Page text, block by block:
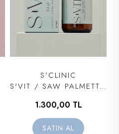
S’CLINIC
S'VIT / SAW PALMETTO
1.300,00 TL
SATIN AL